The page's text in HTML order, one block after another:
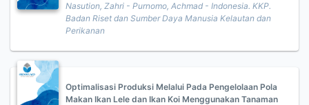
Nasution, Zahri - Purnomo, Achmad - Indonesia. KKP.
Badan Riset dan Sumber Daya Manusia Kelautan dan
Perikanan
Optimalisasi Produksi Melalui Pada Pengelolaan Pola
Makan Ikan Lele dan Ikan Koi Menggunakan Tanaman